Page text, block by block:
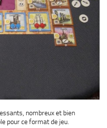
nombreux et bien
pour ce format de jeu.